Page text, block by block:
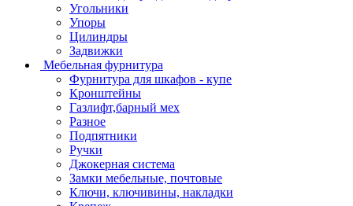
Угольники
Упоры
Цилиндры
Задвижки
Мебельная фурнитура
Фурнитура для шкафов - купе
Кронштейны
Газлифт,барный мех
Разное
Подпятники
Ручки
Джокерная система
Замки мебельные, почтовые
Ключи, ключивины, накладки